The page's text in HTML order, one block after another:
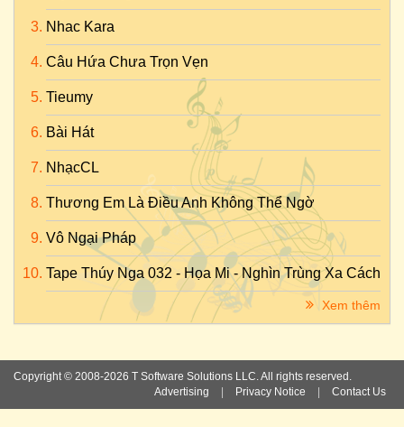
Nhac Kara
Câu Hứa Chưa Trọn Vẹn
Tieumy
Bài Hát
NhạcCL
Thương Em Là Điều Anh Không Thể Ngờ
Vô Ngại Pháp
Tape Thúy Nga 032 - Họa Mi - Nghìn Trùng Xa Cách
Xem thêm
Copyright © 2008-2026 T Software Solutions LLC. All rights reserved.
Advertising
Privacy Notice Contact Us